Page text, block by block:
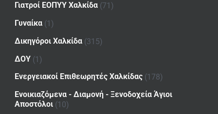
Γιατροί ΕΟΠΥΥ Χαλκίδα (71)
Γυναίκα (1)
Δικηγόροι Χαλκίδα (315)
ΔΟΥ (1)
Ενεργειακοί Επιθεωρητές Χαλκίδας (178)
Ενοικιαζόμενα - Διαμονή - Ξενοδοχεία Άγιοι
Αποστόλοι (10)